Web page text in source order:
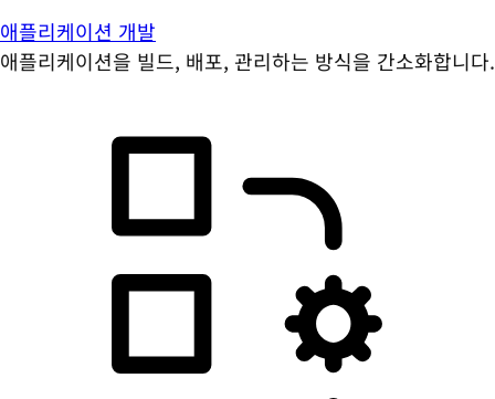
애플리케이션 개발
애플리케이션을 빌드, 배포, 관리하는 방식을 간소화합니다.